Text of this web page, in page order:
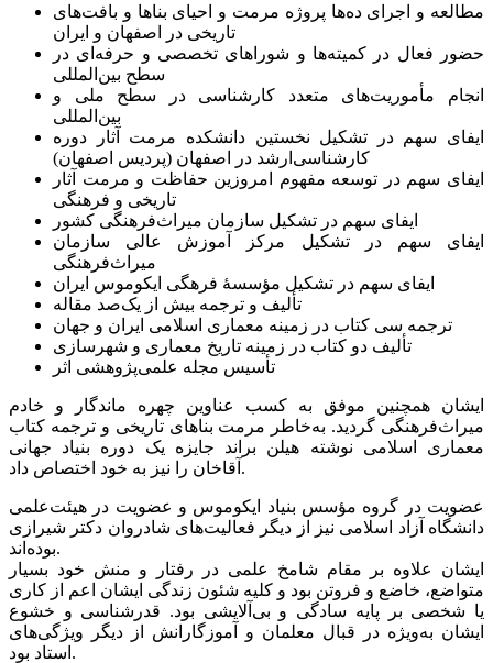
مطالعه و اجرای ده‌ها پروژه مرمت و احیای بناها و بافت‌های
تاریخی در اصفهان و ایران
حضور فعال در کمیته‌ها و شوراهای تخصصی و حرفه‌ای در
سطح بین‌المللی
انجام مأموریت‌های متعدد کارشناسی در سطح ملی و
بین‌المللی
ایفای سهم در تشکیل نخستین دانشکده مرمت آثار دوره
کارشناسی‌ارشد در اصفهان (پردیس اصفهان)
ایفای سهم در توسعه مفهوم امروزین حفاظت و مرمت آثار
تاریخی و فرهنگی
ایفای سهم در تشکیل سازمان میراث‌فرهنگی کشور
ایفای سهم در تشکیل مرکز آموزش عالی سازمان
میراث‌فرهنگی
ایفای سهم در تشکیل مؤسسهٔ فرهگی ایکوموس ایران
تألیف و ترجمه بیش از یک‌صد مقاله
ترجمه سی کتاب در زمینه معماری اسلامی ایران و جهان
تألیف دو کتاب در زمینه تاریخ معماری و شهرسازی
تأسیس مجله علمی‌پژوهشی اثر
ایشان همچنین موفق به کسب عناوین چهره ماندگار و خادم
میراث‌فرهنگی گردید. به‌خاطر مرمت بناهای تاریخی و ترجمه کتاب
معماری اسلامی نوشته هیلن براند جایزه یک دوره بنیاد جهانی
آقاخان را نیز به خود اختصاص داد.
عضویت در گروه مؤسس بنیاد ایکوموس و عضویت در هیئت‌علمی
دانشگاه آزاد اسلامی نیز از دیگر فعالیت‌های شادروان دکتر شیرازی
بوده‌اند.
ایشان علاوه بر مقام شامخ علمی در رفتار و منش خود بسیار
متواضع، خاضع و فروتن بود و کلیه شئون زندگی ایشان اعم از کاری
یا شخصی بر پایه سادگی و بی‌آلایشی بود. قدرشناسی و خشوع
ایشان به‌ویژه در قبال معلمان و آموزگارانش از دیگر ویژگی‌های
استاد بود.